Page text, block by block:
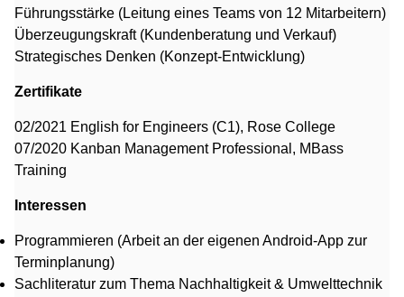
Führungsstärke (Leitung eines Teams von 12 Mitarbeitern)
Überzeugungskraft (Kundenberatung und Verkauf)
Strategisches Denken (Konzept-Entwicklung)
Zertifikate
02/2021 English for Engineers (C1), Rose College
07/2020 Kanban Management Professional, MBass
Training
Interessen
Programmieren (Arbeit an der eigenen Android-App zur
Terminplanung)
Sachliteratur zum Thema Nachhaltigkeit & Umwelttechnik